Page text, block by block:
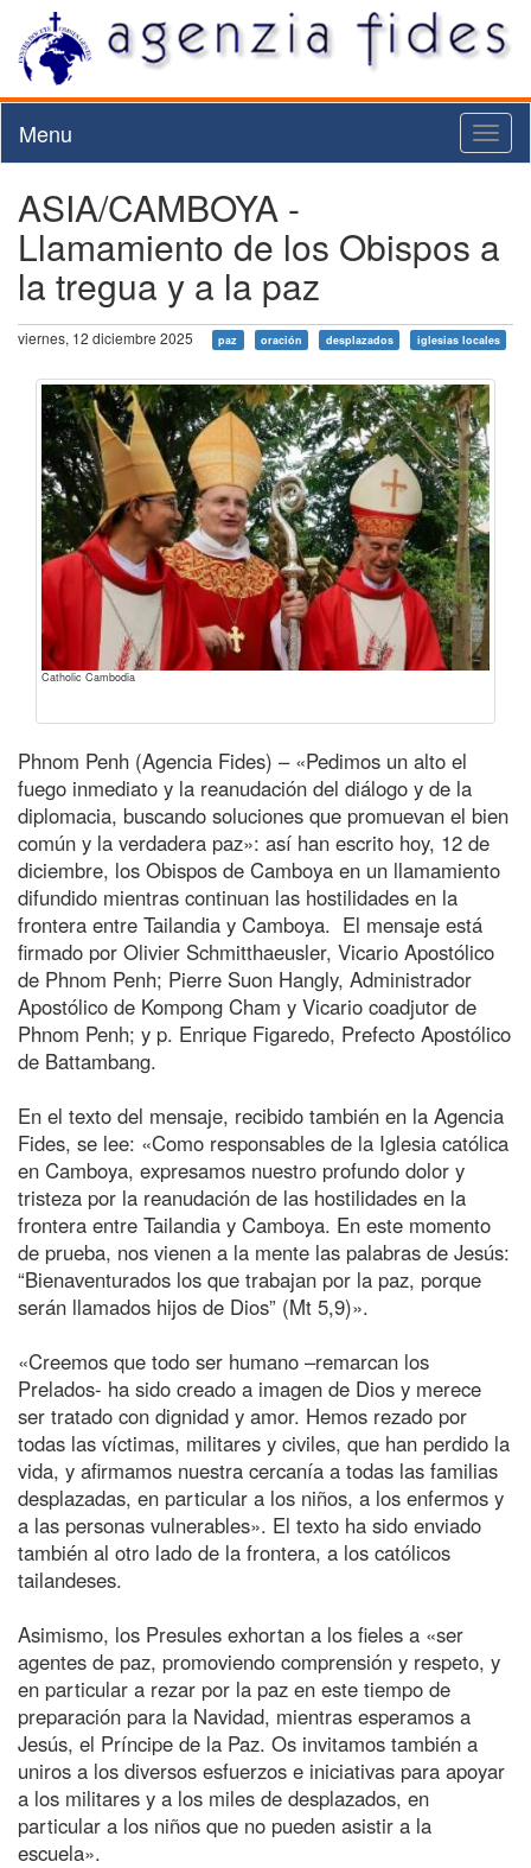
Menu
ASIA/CAMBOYA -
Llamamiento de los Obispos a
la tregua y a la paz
viernes, 12 diciembre 2025 paz oración desplazados iglesias locales
Catholic Cambodia
Phnom Penh (Agencia Fides) – «Pedimos un alto el
fuego inmediato y la reanudación del diálogo y de la
diplomacia, buscando soluciones que promuevan el bien
común y la verdadera paz»: así han escrito hoy, 12 de
diciembre, los Obispos de Camboya en un llamamiento
difundido mientras continuan las hostilidades en la
frontera entre Tailandia y Camboya. El mensaje está
firmado por Olivier Schmitthaeusler, Vicario Apostólico
de Phnom Penh; Pierre Suon Hangly, Administrador
Apostólico de Kompong Cham y Vicario coadjutor de
Phnom Penh; y p. Enrique Figaredo, Prefecto Apostólico
de Battambang.
En el texto del mensaje, recibido también en la Agencia
Fides, se lee: «Como responsables de la Iglesia católica
en Camboya, expresamos nuestro profundo dolor y
tristeza por la reanudación de las hostilidades en la
frontera entre Tailandia y Camboya. En este momento
de prueba, nos vienen a la mente las palabras de Jesús:
“Bienaventurados los que trabajan por la paz, porque
serán llamados hijos de Dios” (Mt 5,9)».
«Creemos que todo ser humano –remarcan los
Prelados- ha sido creado a imagen de Dios y merece
ser tratado con dignidad y amor. Hemos rezado por
todas las víctimas, militares y civiles, que han perdido la
vida, y afirmamos nuestra cercanía a todas las familias
desplazadas, en particular a los niños, a los enfermos y
a las personas vulnerables». El texto ha sido enviado
también al otro lado de la frontera, a los católicos
tailandeses.
Asimismo, los Presules exhortan a los fieles a «ser
agentes de paz, promoviendo comprensión y respeto, y
en particular a rezar por la paz en este tiempo de
preparación para la Navidad, mientras esperamos a
Jesús, el Príncipe de la Paz. Os invitamos también a
uniros a los diversos esfuerzos e iniciativas para apoyar
a los militares y a los miles de desplazados, en
particular a los niños que no pueden asistir a la
escuela».